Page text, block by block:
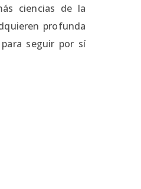
ciencias de la
profunda
seguir por sí